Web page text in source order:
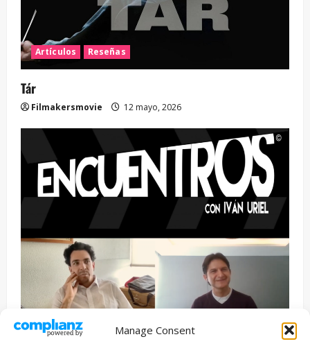
Manage Consent
Artículos Reseñas
Tár
Filmakersmovie 12 mayo, 2026
Entrevista Series